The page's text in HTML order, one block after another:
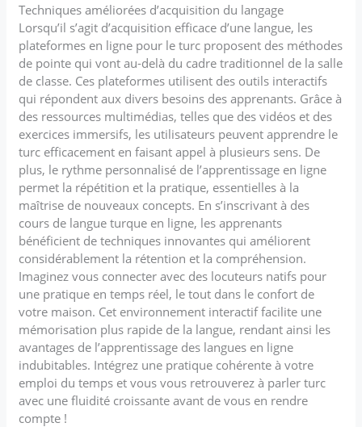
Techniques améliorées d’acquisition du langage
Lorsqu’il s’agit d’acquisition efficace d’une langue, les
plateformes en ligne pour le turc proposent des méthodes
de pointe qui vont au-delà du cadre traditionnel de la salle
de classe. Ces plateformes utilisent des outils interactifs
qui répondent aux divers besoins des apprenants. Grâce à
des ressources multimédias, telles que des vidéos et des
exercices immersifs, les utilisateurs peuvent apprendre le
turc efficacement en faisant appel à plusieurs sens. De
plus, le rythme personnalisé de l’apprentissage en ligne
permet la répétition et la pratique, essentielles à la
maîtrise de nouveaux concepts. En s’inscrivant à des
cours de langue turque en ligne, les apprenants
bénéficient de techniques innovantes qui améliorent
considérablement la rétention et la compréhension.
Imaginez vous connecter avec des locuteurs natifs pour
une pratique en temps réel, le tout dans le confort de
votre maison. Cet environnement interactif facilite une
mémorisation plus rapide de la langue, rendant ainsi les
avantages de l’apprentissage des langues en ligne
indubitables. Intégrez une pratique cohérente à votre
emploi du temps et vous vous retrouverez à parler turc
avec une fluidité croissante avant de vous en rendre
compte !